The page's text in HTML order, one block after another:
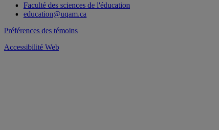
Faculté des sciences de l'éducation
education@uqam.ca
Préférences des témoins
Accessibilité Web